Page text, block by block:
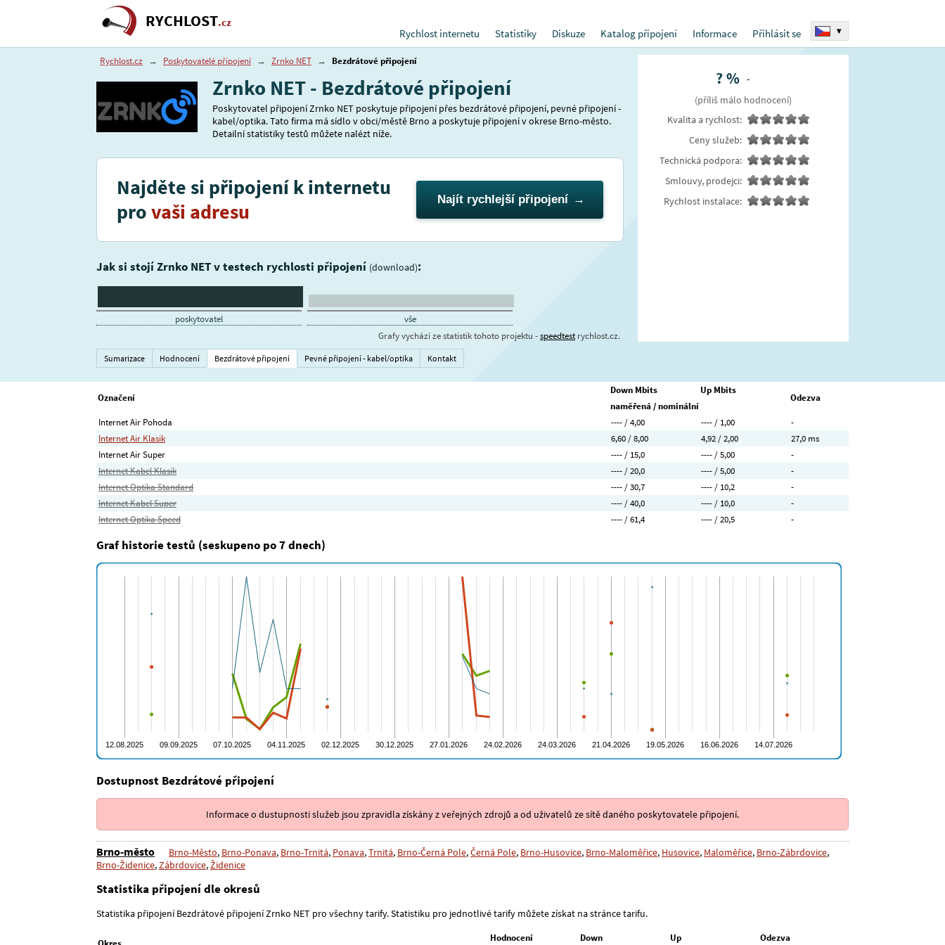
RYCHLOST.cz
Rychlost internetu
Statistiky Diskuze Katalog připojení Informace Přihlásit se ▾
Rychlost.cz → Poskytovatelé připojení → Zrnko NET → Bezdrátové připojení
Zrnko NET - Bezdrátové připojení
Poskytovatel připojení Zrnko NET poskytuje připojení přes bezdrátové připojení, pevné připojení -
kabel/optika. Tato firma má sídlo v obci/městě Brno a poskytuje připojení v okrese Brno-město.
Detailní statistiky testů můžete nalézt níže.
Najděte si připojení k internetu
provaši adresu Najít rychlejší připojení
Jak si stojí Zrnko NET v testech rychlosti připojení (download):
poskytovatel
vše
Grafy vychází ze statistik tohoto projektu -speedtestrychlost.cz.
?% -
(příliš málo hodnocení)
Kvalita a rychlost:
Ceny služeb:
Technická podpora:
Smlouvy, prodejci:
Rychlost instalace:
Sumarizace Hodnocení Bezdrátové připojení Pevné připojení - kabel/optika Kontakt
Označení
Down Mbits Up Mbits
Odezva
naměřená / nominální
Internet Air Pohoda
---- / 4,00 ---- / 1,00
-
Internet Air Klasik
6,60 / 8,00 4,92 / 2,00
27,0 ms
Internet Air Super
---- / 15,0 ---- / 5,00
-
Internet Kabel Klasik
---- / 20,0 ---- / 5,00
-
Internet Optika Standard
---- / 30,7 ---- / 10,2
-
Internet Kabel Super
---- / 40,0 ---- / 10,0
-
Internet Optika Speed
---- / 61,4 ---- / 20,5 -
Graf historie testů (seskupeno po 7 dnech)
Dostupnost Bezdrátové připojení
Informace o dustupnosti služeb jsou zpravidla získány z veřejných zdrojů a od uživatelů ze sítě daného poskytovatele připojení.
Brno-město Brno-Město, Brno-Ponava, Brno-Trnitá, Ponava,Trnitá, Brno-Černá Pole,Černá Pole, Brno-Husovice, Brno-Maloměřice, Husovice, Maloměřice, Brno-Zábrdovice,
Brno-Židenice,Zábrdovice,Židenice
Statistika připojení dle okresů
Statistika připojení Bezdrátové připojení Zrnko NET pro všechny tarify. Statistiku pro jednotlivé tarify můžete získat na stránce tarifu.
Hodnocení
Down
Up
Odezva